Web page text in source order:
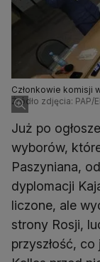
Członkowie komisji
wyborczym w
Źródło zdjęcia: PAP/
Już po
wyborów,
Paszyniana,
dyplomacji
liczone, ale
strony Rosji,
przyszłość,